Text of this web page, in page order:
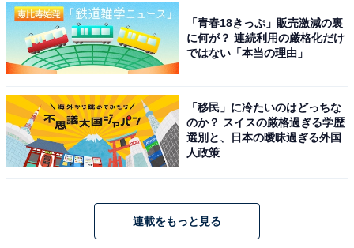
「青春18きっぷ」販売激減の裏
に何が？ 連続利用の厳格化だけ
ではない「本当の理由」
「移民」に冷たいのはどっちな
のか？ スイスの厳格過ぎる学歴
選別と、日本の曖昧過ぎる外国
人政策
連載をもっと見る